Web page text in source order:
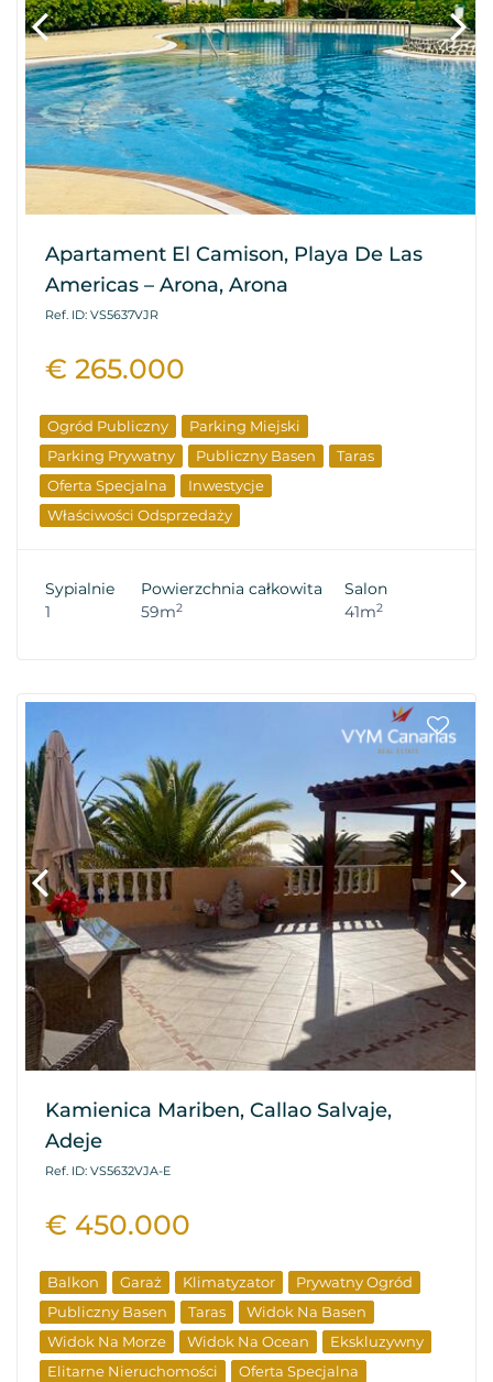
Apartament El Camison, Playa De Las
Americas – Arona, Arona
Ref. ID: VS5637VJR
€ 265.000
Ogród Publiczny
Parking Miejski
Parking Prywatny
Publiczny Basen
Taras
Oferta Specjalna
Inwestycje
Właściwości Odsprzedaży
Sypialnie
1
Powierzchnia całkowita
59m2
Salon
41m2
Kamienica Mariben, Callao Salvaje,
Adeje
Ref. ID: VS5632VJA-E
€ 450.000
Balkon Garaż Klimatyzator
Prywatny Ogród
Publiczny Basen
Taras
Widok Na Basen
Widok Na Morze
Widok Na Ocean
Ekskluzywny
Elitarne Nieruchomości
Oferta Specjalna